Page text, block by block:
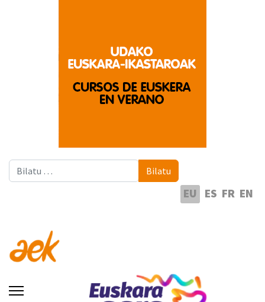
Bilatu Bilatu
EU ES FR EN